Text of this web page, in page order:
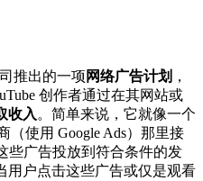
推出的一项 网络广告计划 ，
创作者通过在其网站或
收入 。简单来说，它就像一个
（使用 Google Ads）那里接
些广告投放到符合条件的发
用户点击这些广告或仅是观看